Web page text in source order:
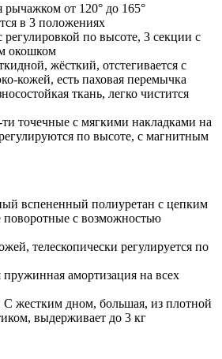
рычажком от 120° до 165°
в 3 положениях
по высоте, 3 секции с
окошком
жёсткий, отстегивается с
кожей, есть паховая перемычка
ткань, легко чистится
точечные с мягкими накладками на
по высоте, с магнитным
вспененный полиуретан с цепким
поворотные с возможностью
телескопически регулируется по
амортизация на всех
С жестким дном, большая, из плотной
выдерживает до 3 кг